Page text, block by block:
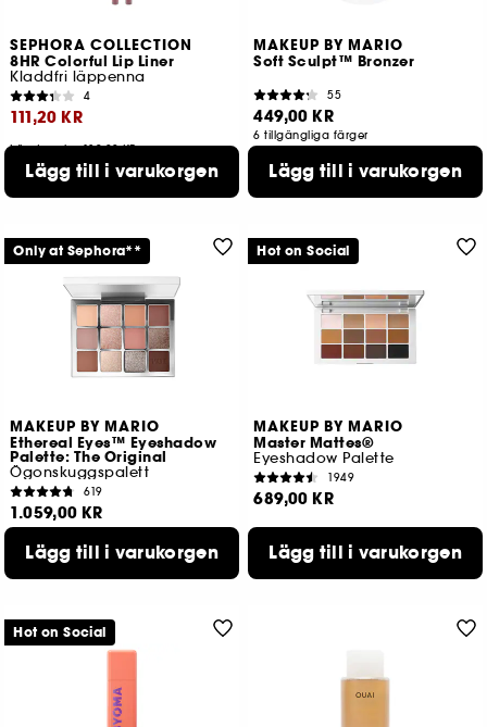
SEPHORA COLLECTION
8HR Colorful Lip Liner
Kladdfri läppenna
4
111,20 KR
Lägsta pris : 139,00 KR
20 tillgängliga färger
Lägg till i varukorgen
MAKEUP BY MARIO
Soft Sculpt™ Bronzer
55
449,00 KR
6 tillgängliga färger
Lägg till i varukorgen
MAKEUP BY MARIO
Ethereal Eyes™ Eyeshadow
Palette: The Original
Ögonskuggspalett
619
1.059,00 KR
Lägg till i varukorgen
Only at Sephora**
MAKEUP BY MARIO
Master Mattes®
Eyeshadow Palette
1949
689,00 KR
Lägg till i varukorgen
Hot on Social
Hot on Social